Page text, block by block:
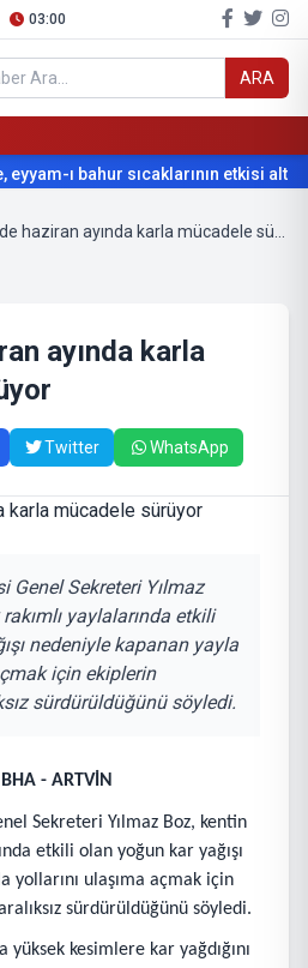
03:00
ARA
eyyam-ı bahur sıcaklarının etkisi
ayında karla
Twitter WhatsApp
Genel Sekreteri Yılmaz
yaylalarında etkili
nedeniyle kapanan yayla
için ekiplerin
sürdürüldüğünü söyledi.
- ARTVİN
Sekreteri Yılmaz Boz, kentin
etkili olan yoğun kar yağışı
yollarını ulaşıma açmak için
sürdürüldüğünü söyledi.
yüksek kesimlere kar yağdığını